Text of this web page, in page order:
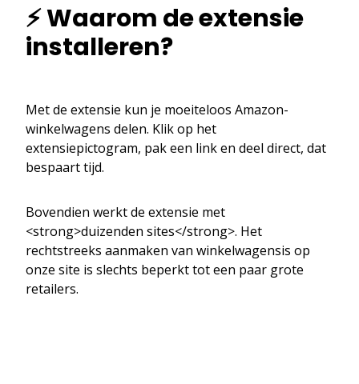
⚡ Waarom de extensie
installeren?
Met de extensie kun je moeiteloos Amazon-
winkelwagens delen. Klik op het
extensiepictogram, pak een link en deel direct, dat
bespaart tijd.
Bovendien werkt de extensie met
<strong>duizenden sites</strong>. Het
rechtstreeks aanmaken van winkelwagensis op
onze site is slechts beperkt tot een paar grote
retailers.